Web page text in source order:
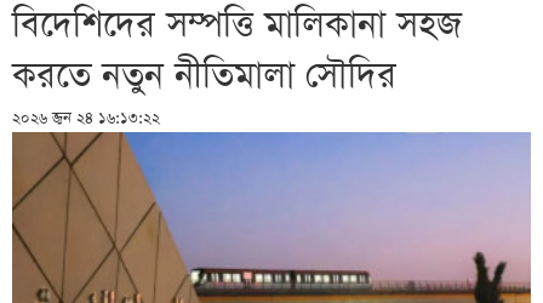
বিদেশিদের সম্পত্তি মালিকানা সহজ
করতে নতুন নীতিমালা সৌদির
২০২৬ জুন ২৪ ১৬:১৩:২২